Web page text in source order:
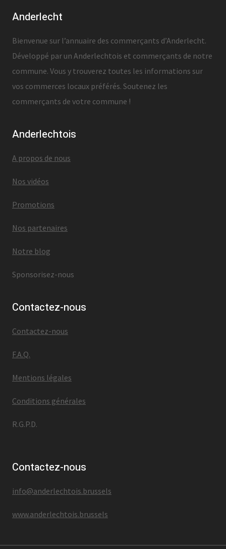
Anderlecht
Bienvenue sur l’annuaire des commerçants d’Anderlecht.
Développé par un Anderlechtois et commerçants de notre
commune. Vous y trouverez toutes les informations sur
vos commerces locaux préférés. Soutenez les
commerçants de votre commune !
Anderlechtois
A propos de nous
Nos vidéos
Promotions
Nos partenaires
Notre blog
Sponsorisez-nous
Contactez-nous
Contactez-nous
F.A.Q.
Mentions légales
Conditions générales
R.G.P.D.
Contactez-nous
info@anderlechtois.brussels
www.anderlechtois.brussels